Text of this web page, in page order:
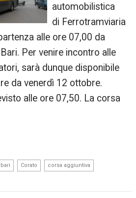
automobilistica
di Ferrotramviaria
alle ore 07,00 da
Per venire incontro alle
sarà dunque disponibile
da venerdì 12 ottobre.
alle ore 07,50. La corsa
bari Corato corsa aggiuntiva